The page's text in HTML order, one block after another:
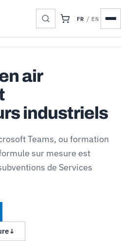
FR / EN
air
industriels
Teams, ou formation
sur mesure est
de Services
↓